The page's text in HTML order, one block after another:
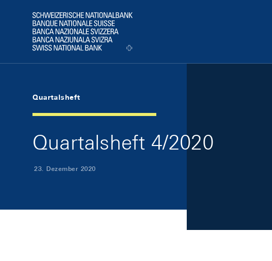
Logo
Quartalsheft
Quartalsheft 4/2020
23. Dezember 2020